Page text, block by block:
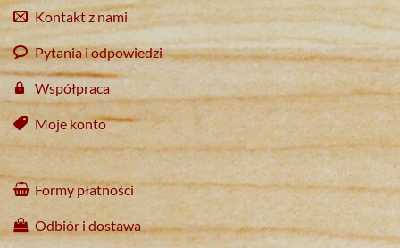
Kontakt z nami
Pytania i odpowiedzi
Współpraca
Moje konto
Formy płatności
Odbiór i dostawa